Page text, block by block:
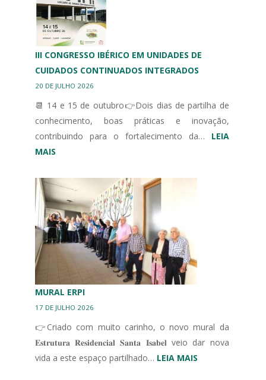
III CONGRESSO IBÉRICO EM UNIDADES DE
CUIDADOS CONTINUADOS INTEGRADOS
20 DE JULHO 2026
📆 14 e 15 de outubro👉Dois dias de partilha de
conhecimento, boas práticas e inovação,
contribuindo para o fortalecimento da… LEIA
MAIS:
CONGRESSO
IBÉRICO
EM
UNIDADES
DE
CUIDADOS
CONTINUADOS
INTEGRADOS
MURAL ERPI
17 DE JULHO 2026
👉Criado com muito carinho, o novo mural da
𝐄𝐬𝐭𝐫𝐮𝐭𝐮𝐫𝐚 𝐑𝐞𝐬𝐢𝐝𝐞𝐧𝐜𝐢𝐚𝐥 𝐒𝐚𝐧𝐭𝐚 𝐈𝐬𝐚𝐛𝐞𝐥 veio dar nova
vida a este espaço partilhado… LEIA MAIS: